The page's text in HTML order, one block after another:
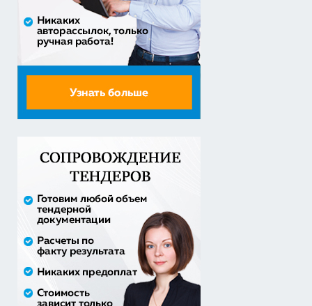
Закупка путевок в санаторно-курортные организации
детям-сиро...
5 860 400,00 руб. - сумма сделки
30% аванс;
Оказание услуг по организации отдыха и
оздоровления детей из...
2 558 571,60 руб. - сумма сделки
Закупка путевок в детские специализированные
(профильные) ла...
3 241 482,30 руб. - сумма сделки
30% аванс;
приобретение жилого помещения (квартиры) в
муниципальную соб...
1 538 252,80 руб. - сумма сделки